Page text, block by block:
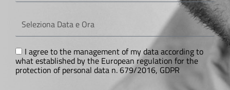
Data
e
GDPR
I agree to the management of my data according to
what established by the European regulation for the
protection of personal data n. 679/2016, GDPR